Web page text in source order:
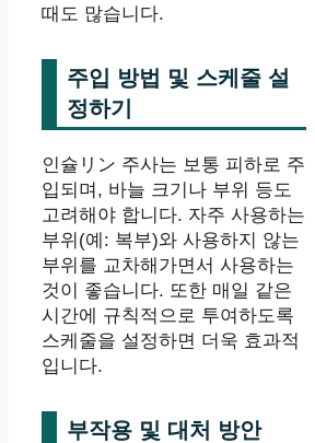
때도 많습니다.
주입 방법 및 스케줄 설
정하기
인슐リン 주사는 보통 피하로 주
입되며, 바늘 크기나 부위 등도
고려해야 합니다. 자주 사용하는
부위(예: 복부)와 사용하지 않는
부위를 교차해가면서 사용하는
것이 좋습니다. 또한 매일 같은
시간에 규칙적으로 투여하도록
스케줄을 설정하면 더욱 효과적
입니다.
부작용 및 대처 방안